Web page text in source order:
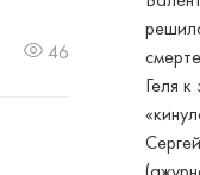
Геля к
Сергей
46